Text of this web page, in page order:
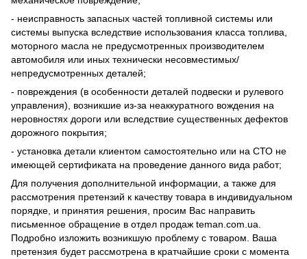
- неисправность запасных частей топливной системы или
системы выпуска вследствие использования класса топлива,
моторного масла не предусмотренных производителем
автомобиля или иных технически несовместимых/
непредусмотренных деталей;
- повреждения (в особенности деталей подвески и рулевого
управления), возникшие из-за неаккуратного вождения на
неровностях дороги или вследствие существенных дефектов
дорожного покрытия;
- установка детали клиентом самостоятельно или на СТО не
имеющей сертификата на проведение данного вида работ;
Для получения дополнительной информации, а также для
рассмотрения претензий к качеству товара в индивидуальном
порядке, и принятия решения, просим Вас направить
письменное обращение в отдел продаж teman.com.ua.
Подробно изложить возникшую проблему с товаром. Ваша
претензия будет рассмотрена в кратчайшие сроки с момента